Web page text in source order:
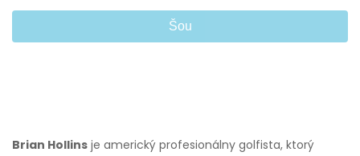
Šou
Brian Hollins je americký profesionálny golfista, ktorý